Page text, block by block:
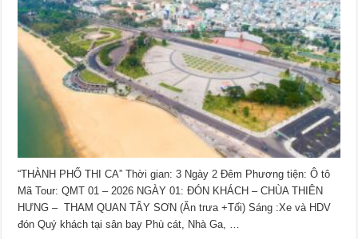
“THÀNH PHỐ THI CA” Thời gian: 3 Ngày 2 Đêm Phương tiện: Ô tô
Mã Tour: QMT 01 – 2026 NGÀY 01: ĐÓN KHÁCH – CHÙA THIÊN
HƯNG – THAM QUAN TÂY SƠN (Ăn trưa +Tối) Sáng :Xe và HDV
đón Quý khách tại sân bay Phù cát, Nhà Ga, …